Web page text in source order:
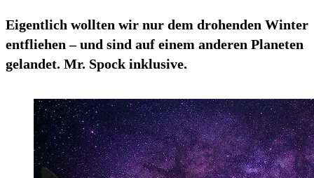
Eigentlich wollten wir nur dem drohenden Winter
entfliehen – und sind auf einem anderen Planeten
gelandet. Mr. Spock inklusive.